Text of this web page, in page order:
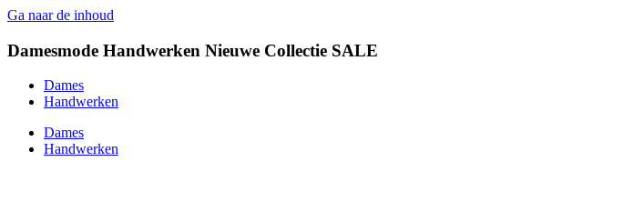
Ga naar de inhoud
Damesmode Handwerken Nieuwe Collectie SALE
Dames
Handwerken
Dames
Handwerken